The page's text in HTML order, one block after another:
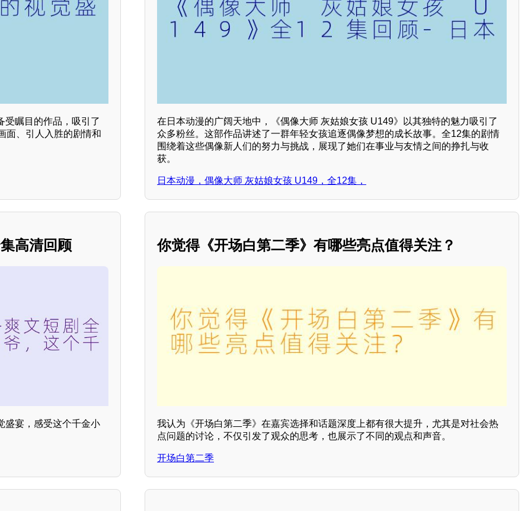
受瞩目的作品，吸引了
面、引人入胜的剧情和
在日本动漫的广阔天地中，《偶像大师 灰姑娘女孩 U149》以其独特的魅力吸引了
众多粉丝。这部作品讲述了一群年轻女孩追逐偶像梦想的成长故事。全12集的剧情
围绕着这些偶像新人们的努力与挑战，展现了她们在事业与友情之间的挣扎与收
获。
日本动漫，偶像大师 灰姑娘女孩 U149，全12集，
高清回顾
盛宴，感受这个千金小
你觉得《开场白第二季》有哪些亮点值得关注？
我认为《开场白第二季》在嘉宾选择和话题深度上都有很大提升，尤其是对社会热
点问题的讨论，不仅引发了观众的思考，也展示了不同的观点和声音。
开场白第二季